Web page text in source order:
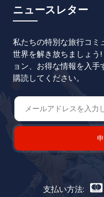
ニュースレター
私たちの特別な旅行コ
世界を解き放ちましょう
ョン、お得な情報を入
購読してください。
支払い方法: